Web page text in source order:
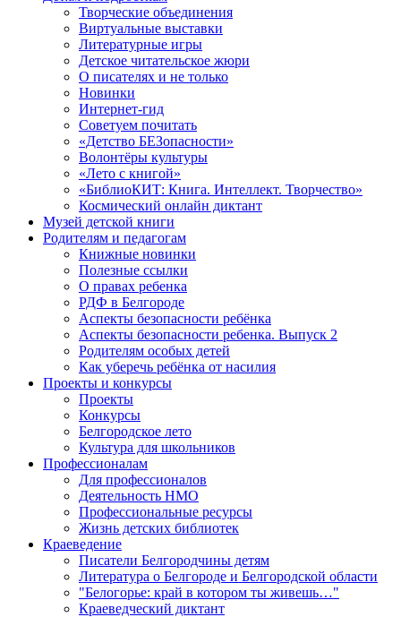
Творческие объединения
Виртуальные выставки
Литературные игры
Детское читательское жюри
О писателях и не только
Новинки
Интернет-гид
Советуем почитать
«Детство БЕЗопасности»
Волонтёры культуры
«Лето с книгой»
«БиблиоКИТ: Книга. Интеллект. Творчество»
Космический онлайн диктант
Музей детской книги
Родителям и педагогам
Книжные новинки
Полезные ссылки
О правах ребенка
РДФ в Белгороде
Аспекты безопасности ребёнка
Аспекты безопасности ребенка. Выпуск 2
Родителям особых детей
Как уберечь ребёнка от насилия
Проекты и конкурсы
Проекты
Конкурсы
Белгородское лето
Культура для школьников
Профессионалам
Для профессионалов
Деятельность НМО
Профессиональные ресурсы
Жизнь детских библиотек
Краеведение
Писатели Белгородчины детям
Литература о Белгороде и Белгородской области
"Белогорье: край в котором ты живешь…"
Краеведческий диктант